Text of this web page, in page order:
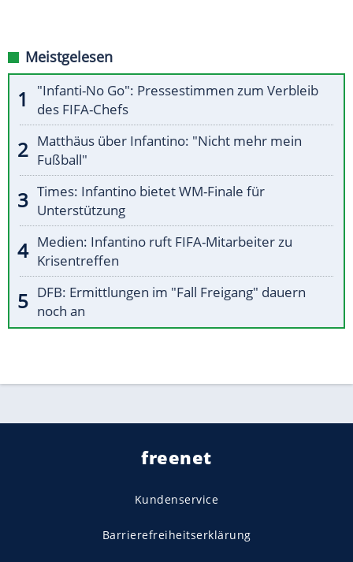
Meistgelesen
"Infanti-No Go": Pressestimmen zum Verbleib
des FIFA-Chefs
Matthäus über Infantino: "Nicht mehr mein
Fußball"
Times: Infantino bietet WM-Finale für
Unterstützung
Medien: Infantino ruft FIFA-Mitarbeiter zu
Krisentreffen
DFB: Ermittlungen im "Fall Freigang" dauern
noch an
freenet
Kundenservice
Barrierefreiheitserklärung